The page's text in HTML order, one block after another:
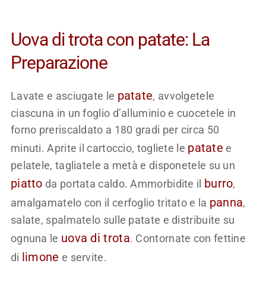
Uova di trota con patate: La
Preparazione
Lavate e asciugate le patate, avvolgetele
ciascuna in un foglio d’alluminio e cuocetele in
forno preriscaldato a 180 gradi per circa 50
minuti. Aprite il cartoccio, togliete le patate e
pelatele, tagliatele a metà e disponetele su un
piatto da portata caldo. Ammorbidite il burro,
amalgamatelo con il cerfoglio tritato e la panna,
salate, spalmatelo sulle patate e distribuite su
ognuna le uova di trota. Contornate con fettine
di limone e servite.